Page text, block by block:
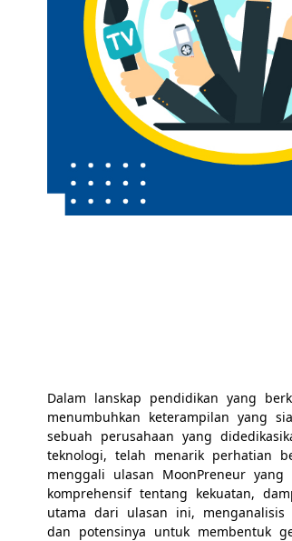
Dalam lanskap pendidikan yang
menumbuhkan keterampilan yang
sebuah perusahaan yang
teknologi, telah menarik perhatian
menggali ulasan MoonPreneur
komprehensif tentang kekuatan,
utama dari ulasan ini,
dan potensinya untuk membentuk